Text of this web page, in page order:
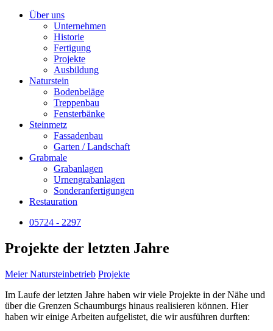
Über uns
Unternehmen
Historie
Fertigung
Projekte
Ausbildung
Naturstein
Bodenbeläge
Treppenbau
Fensterbänke
Steinmetz
Fassadenbau
Garten / Landschaft
Grabmale
Grabanlagen
Urnengrabanlagen
Sonderanfertigungen
Restauration
05724 - 2297
Projekte der letzten Jahre
Meier Natursteinbetrieb Projekte
Im Laufe der letzten Jahre haben wir viele Projekte in der Nähe und
über die Grenzen Schaumburgs hinaus realisieren können. Hier
haben wir einige Arbeiten aufgelistet, die wir ausführen durften: